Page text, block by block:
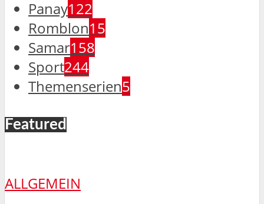
Panay122
Romblon15
Samar158
Sport244
Themenserien5
Featured
ALLGEMEIN